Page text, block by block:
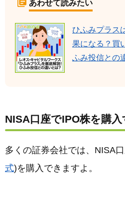
あわせて読みたい
ひふみプラス
果になる？買
ふみ投信との
NISA口座でIPO株を購入
多くの証券会社では、NISA
式)を購入できますよ。